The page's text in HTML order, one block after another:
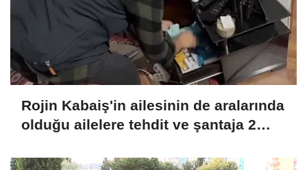
Rojin Kabaiş'in ailesinin de aralarında
olduğu ailelere tehdit ve şantaja 2